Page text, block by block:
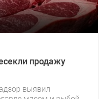
продажу
выявил